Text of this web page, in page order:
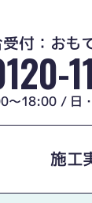
付：おも
～18:00 / 日
施工